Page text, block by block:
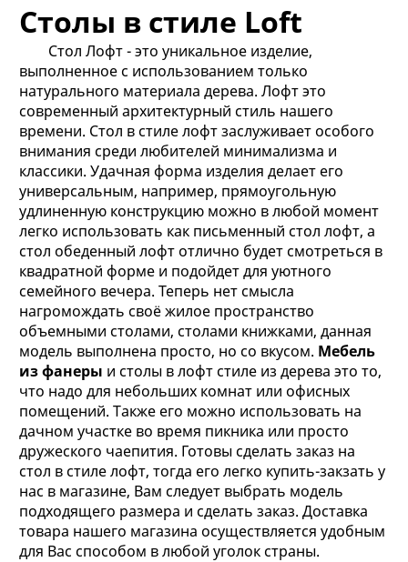
Столы в стиле Loft
Стол Лофт - это уникальное изделие,
выполненное с использованием только
натурального материала дерева. Лофт это
современный архитектурный стиль нашего
времени. Стол в стиле лофт заслуживает особого
внимания среди любителей минимализма и
классики. Удачная форма изделия делает его
универсальным, например, прямоугольную
удлиненную конструкцию можно в любой момент
легко использовать как письменный стол лофт, а
стол обеденный лофт отлично будет смотреться в
квадратной форме и подойдет для уютного
семейного вечера. Теперь нет смысла
нагромождать своё жилое пространство
объемными столами, столами книжками, данная
модель выполнена просто, но со вкусом. Мебель
из фанеры и столы в лофт стиле из дерева это то,
что надо для небольших комнат или офисных
помещений. Также его можно использовать на
дачном участке во время пикника или просто
дружеского чаепития. Готовы сделать заказ на
стол в стиле лофт, тогда его легко купить-закзать у
нас в магазине, Вам следует выбрать модель
подходящего размера и сделать заказ. Доставка
товара нашего магазина осуществляется удобным
для Вас способом в любой уголок страны.